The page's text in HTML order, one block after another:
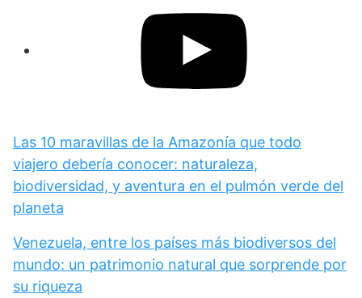
Las 10 maravillas de la Amazonía que todo
viajero debería conocer: naturaleza,
biodiversidad, y aventura en el pulmón verde del
planeta
Venezuela, entre los países más biodiversos del
mundo: un patrimonio natural que sorprende por
su riqueza